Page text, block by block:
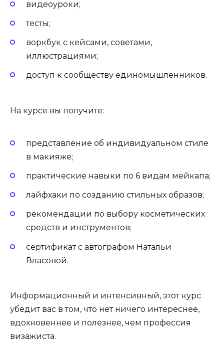
видеоуроки;
тесты;
воркбук с кейсами, советами,
иллюстрациями;
доступ к сообществу единомышленников.
На курсе вы получите:
представление об индивидуальном стиле
в макияже;
практические навыки по 6 видам мейкапа;
лайфхаки по созданию стильных образов;
рекомендации по выбору косметических
средств и инструментов;
сертификат с автографом Натальи
Власовой.
Информационный и интенсивный, этот курс
убедит вас в том, что нет ничего интереснее,
вдохновеннее и полезнее, чем профессия
визажиста.